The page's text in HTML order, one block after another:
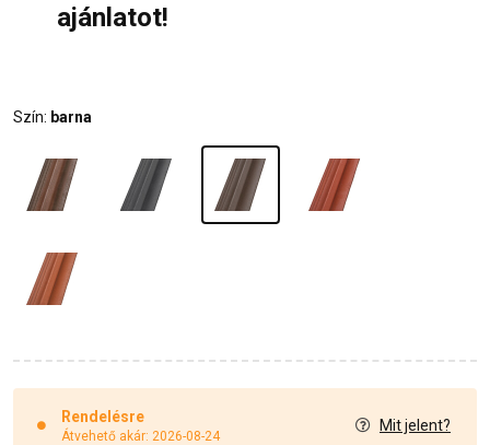
ajánlatot!
Szín: barna
Rendelésre
Átvehető akár: 2026-08-24
Mit jelent?